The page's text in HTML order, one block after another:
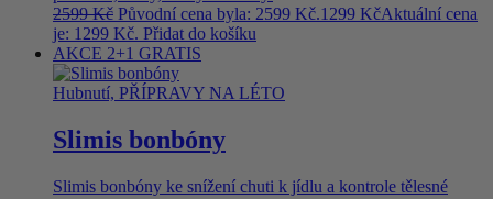
2599Kč Původní cena byla: 2599 Kč.1299 KčAktuální cena
je: 1299 Kč. Přidat do košíku
AKCE 2+1 GRATIS
Hubnutí, PŘÍPRAVY NA LÉTO
Slimis bonbóny
Slimis bonbóny ke snížení chuti k jídlu a kontrole tělesné